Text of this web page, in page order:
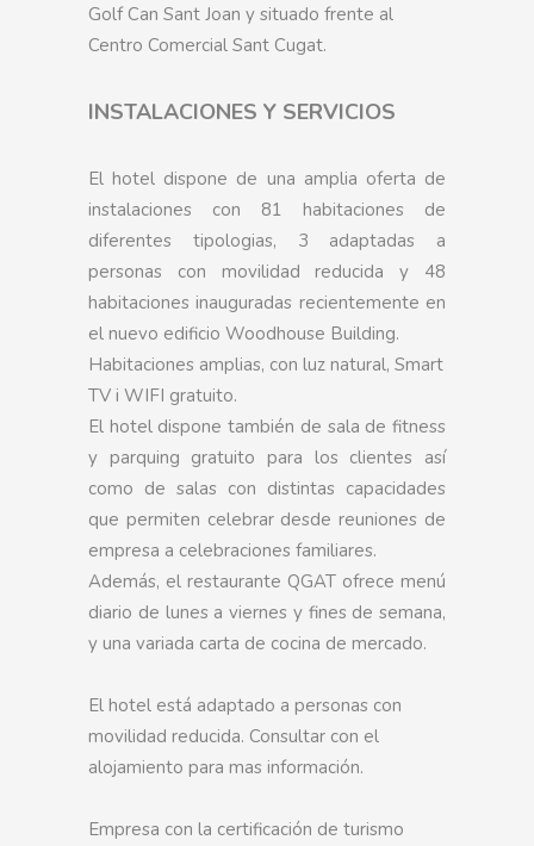
Golf Can Sant Joan y situado frente al
Centro Comercial Sant Cugat.
INSTALACIONES Y SERVICIOS
El hotel dispone de una amplia oferta de
instalaciones con 81 habitaciones de
diferentes tipologias, 3 adaptadas a
personas con movilidad reducida y 48
habitaciones inauguradas recientemente en
el nuevo edificio Woodhouse Building.
Habitaciones amplias, con luz natural, Smart
TV i WIFI gratuito.
El hotel dispone también de sala de fitness
y parquing gratuito para los clientes así
como de salas con distintas capacidades
que permiten celebrar desde reuniones de
empresa a celebraciones familiares.
Además, el restaurante QGAT ofrece menú
diario de lunes a viernes y fines de semana,
y una variada carta de cocina de mercado.
El hotel está adaptado a personas con
movilidad reducida. Consultar con el
alojamiento para mas información.
Empresa con la certificación de turismo